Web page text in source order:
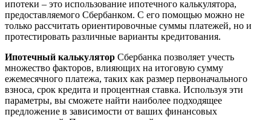
ипотеки – это использование ипотечного калькулятора,
предоставляемого Сбербанком. С его помощью можно не
только рассчитать ориентировочные суммы платежей, но и
протестировать различные варианты кредитования.
Ипотечный калькулятор Сбербанка позволяет учесть
множество факторов, влияющих на итоговую сумму
ежемесячного платежа, таких как размер первоначального
взноса, срок кредита и процентная ставка. Используя эти
параметры, вы сможете найти наиболее подходящее
предложение в зависимости от ваших финансовых